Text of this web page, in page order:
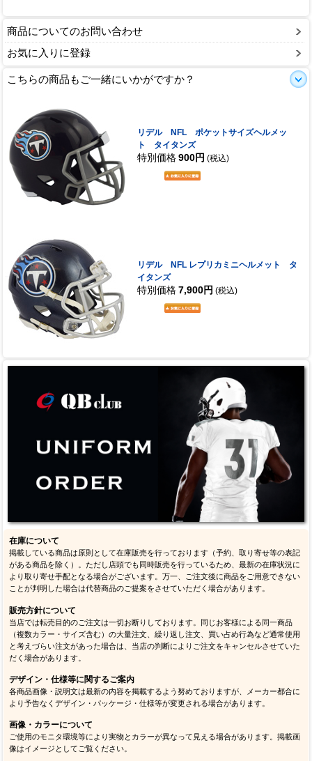
商品についてのお問い合わせ
お気に入りに登録
こちらの商品もご一緒にいかがですか？
リデル NFL ポケットサイズヘルメッ
ト タイタンズ
特別価格 900円 (税込)
リデル NFL レプリカミニヘルメット タ
イタンズ
特別価格 7,900円 (税込)
在庫について
掲載している商品は原則として在庫販売を行っております（予約、取り寄せ等の表記
がある商品を除く）。ただし店頭でも同時販売を行っているため、最新の在庫状況に
より取り寄せ手配となる場合がございます。万一、ご注文後に商品をご用意できない
ことが判明した場合は代替商品のご提案をさせていただく場合があります。
販売方針について
当店では転売目的のご注文は一切お断りしております。同じお客様による同一商品
（複数カラー・サイズ含む）の大量注文、繰り返し注文、買い占め行為など通常使用
と考えづらい注文があった場合は、当店の判断によりご注文をキャンセルさせていた
だく場合があります。
デザイン・仕様等に関するご案内
各商品画像・説明文は最新の内容を掲載するよう努めておりますが、メーカー都合に
より予告なくデザイン・パッケージ・仕様等が変更される場合があります。
画像・カラーについて
ご使用のモニタ環境等により実物とカラーが異なって見える場合があります。掲載画
像はイメージとしてご覧ください。